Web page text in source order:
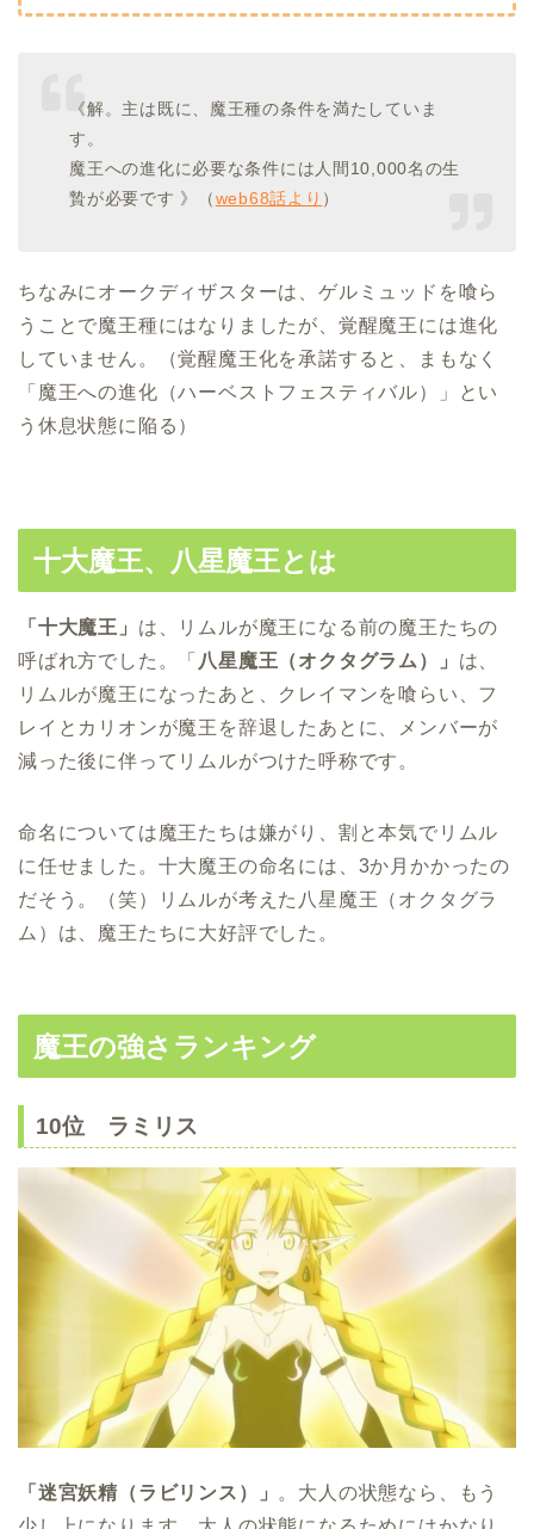
《解。主は既に、魔王種の条件を満たしていま
す。
魔王への進化に必要な条件には人間10,000名の生
贄が必要です 》（web68話より ）
ちなみにオークディザスターは、ゲルミュッドを喰ら
うことで魔王種にはなりましたが、覚醒魔王には進化
していません。（覚醒魔王化を承諾すると、まもなく
「魔王への進化（ハーベストフェスティバル）」とい
う休息状態に陥る）
十大魔王、八星魔王とは
「十大魔王」 は、リムルが魔王になる前の魔王たちの
呼ばれ方でした。「 八星魔王（オクタグラム）」 は、
リムルが魔王になったあと、クレイマンを喰らい、フ
レイとカリオンが魔王を辞退したあとに、メンバーが
減った後に伴ってリムルがつけた呼称です。
命名については魔王たちは嫌がり、割と本気でリムル
に任せました。十大魔王の命名には、3か月かかったの
だそう。（笑）リムルが考えた八星魔王（オクタグラ
ム）は、魔王たちに大好評でした。
魔王の強さランキング
10位 ラミリス
「迷宮妖精（ラビリンス）」 。大人の状態なら、もう